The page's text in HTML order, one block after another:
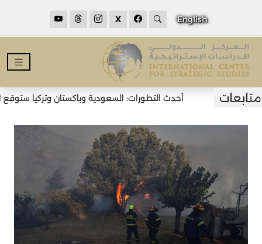
English
X
أحدث التطورات: السعودية وباكستان وتركيا ستوقع